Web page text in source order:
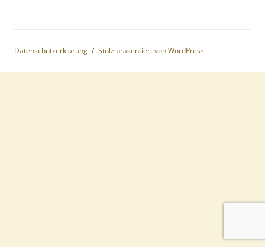
Datenschutzerklärung Stolz präsentiert von WordPress